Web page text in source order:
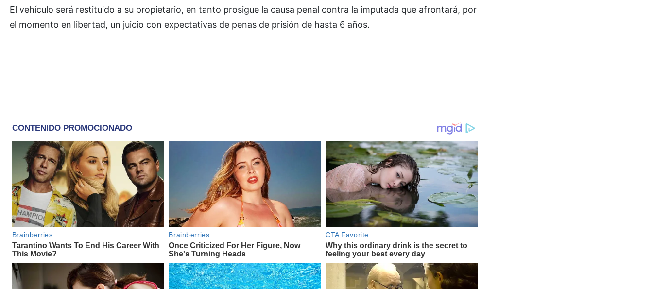
El vehículo será restituido a su propietario, en tanto prosigue la causa penal contra la imputada que afrontará, por
el momento en libertad, un juicio con expectativas de penas de prisión de hasta 6 años.